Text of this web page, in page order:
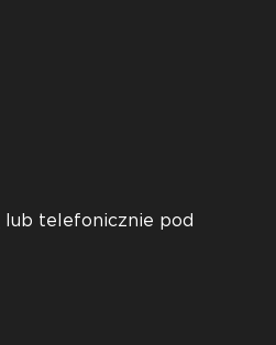
lub telefonicznie pod